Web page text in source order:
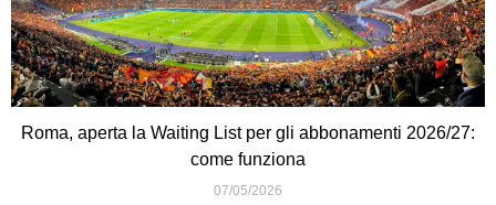
Roma, aperta la Waiting List per gli abbonamenti 2026/27:
come funziona
07/05/2026